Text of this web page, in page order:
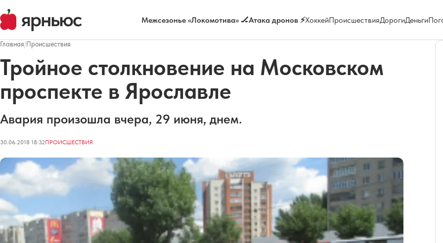
Межсезонье «Локомотива» 🏒Атака дронов ⚡ХоккейПроисшествияДорогиДеньги
Главная/Происшествия
Тройное столкновение на Московском
проспекте в Ярославле
Авария произошла вчера, 29 июня, днем.
30.06.2018 18:32ПРОИСШЕСТВИЯ